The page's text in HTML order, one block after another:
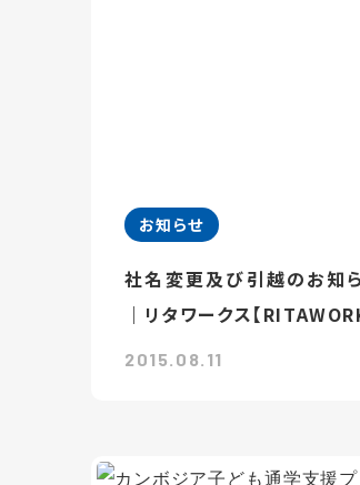
お知らせ
社名変更及び引越のお知
｜リタワークス【
2015.08.11